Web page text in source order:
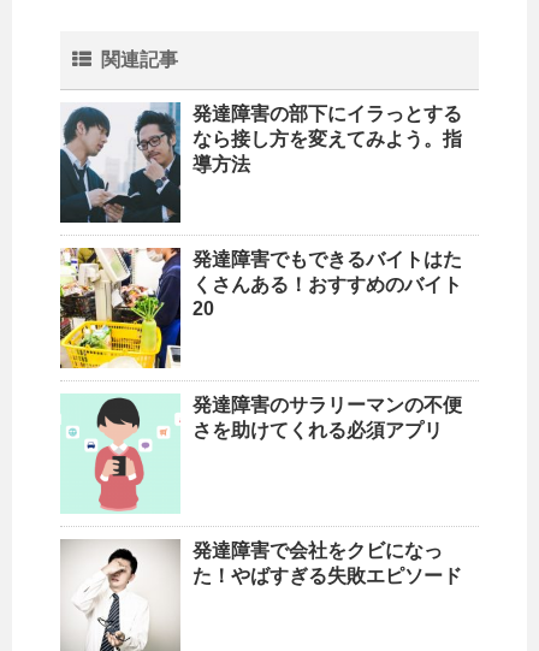
関連記事
発達障害の部下にイラっとする
なら接し方を変えてみよう。指
導方法
発達障害でもできるバイトはた
くさんある！おすすめのバイト
20
発達障害のサラリーマンの不便
さを助けてくれる必須アプリ
発達障害で会社をクビになっ
た！やばすぎる失敗エピソード